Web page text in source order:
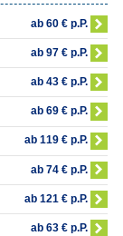
ab 60 € p.P.
ab 97 € p.P.
ab 43 € p.P.
ab 69 € p.P.
ab 119 € p.P.
ab 74 € p.P.
ab 121 € p.P.
ab 63 € p.P.